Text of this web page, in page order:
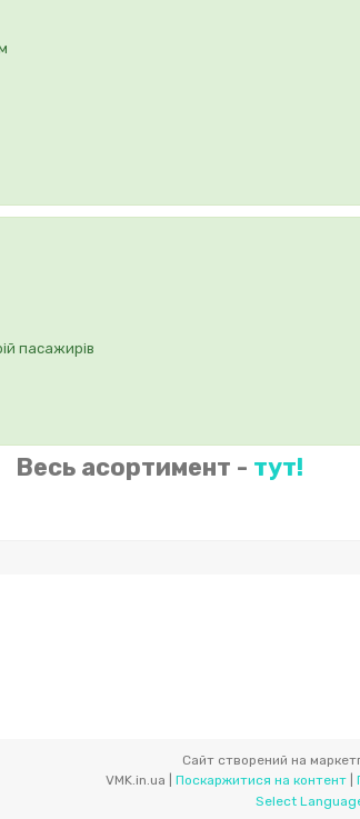
пасажирів
Весь асортимент - тут!
Сайт створений на
Поскаржитися на контент
Select